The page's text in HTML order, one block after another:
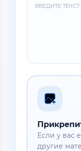
Если у вас
другие